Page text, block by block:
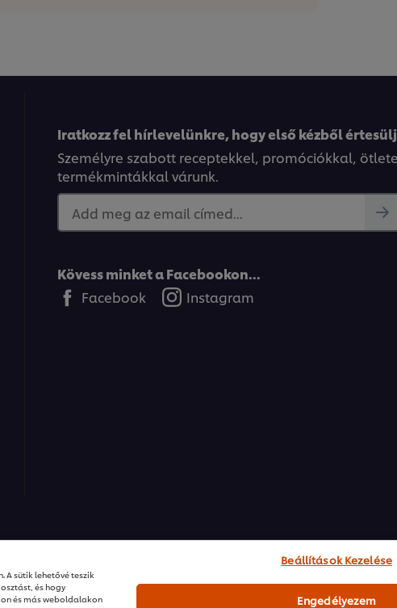
Iratkozz fel hírlevelünkre, hogy első kézből
Személyre szabott receptekkel, promóciókkal,
termékmintákkal várunk.
Add meg az email címed...
Kövess minket a Facebookon...
Facebook
Instagram
sütik lehetővé teszik
és hogy
és más weboldalakon
Beállítások Kezelése
Engedélyezem